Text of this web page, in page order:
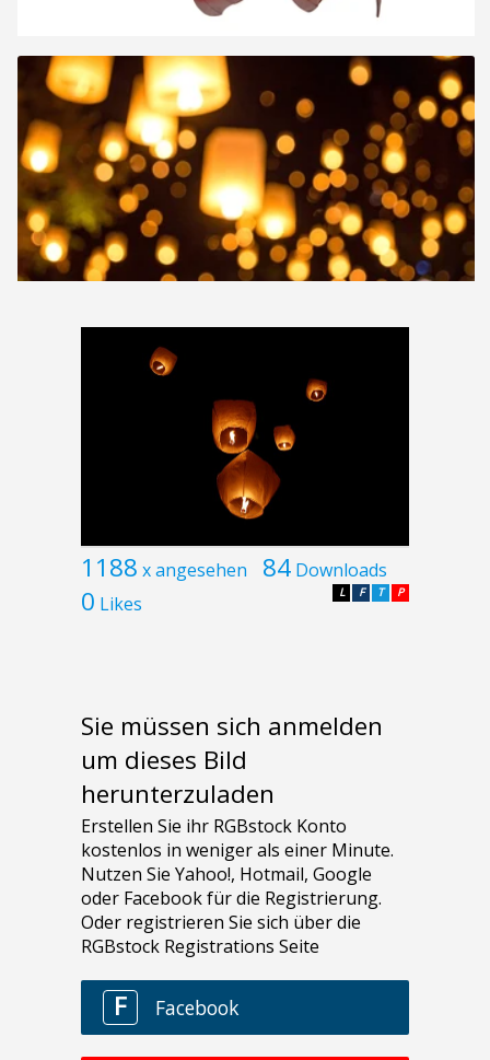
1188 x angesehen 84 Downloads
0 Likes P
T
F
L
Sie müssen sich anmelden
um dieses Bild
herunterzuladen